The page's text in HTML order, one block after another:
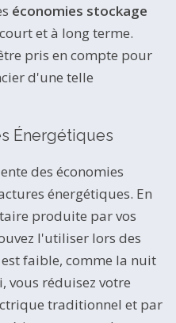
économies stockage
et à long terme.
pris en compte pour
d'une telle
Énergétiques
des économies
énergétiques. En
produite par vos
l'utiliser lors des
faible, comme la nuit
vous réduisez votre
traditionnel et par